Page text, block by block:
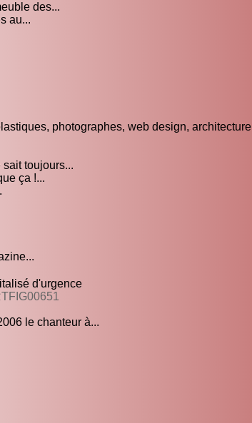
des...
au...
photographes, web design, architecture
toujours...
ça !...
d'urgence
le chanteur à...